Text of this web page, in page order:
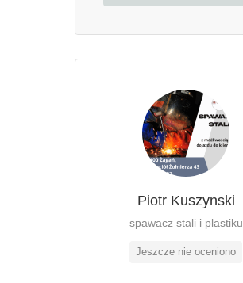
Piotr Kuszynski
spawacz stali i plastiku
Jeszcze nie oceniono